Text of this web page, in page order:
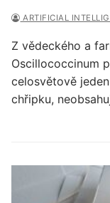
ARTIFICIAL
Z vědeckého a
Oscillococcinum
celosvětově
chřipku,